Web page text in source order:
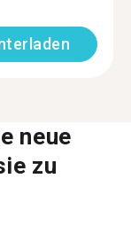
neue
zu